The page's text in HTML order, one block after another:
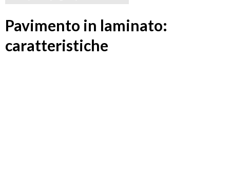
Pavimento in laminato:
caratteristiche